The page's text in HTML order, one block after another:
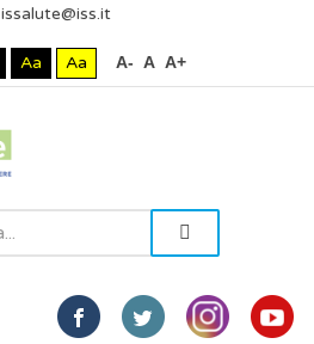
issalute@iss.it
Aa Aa A- A A+